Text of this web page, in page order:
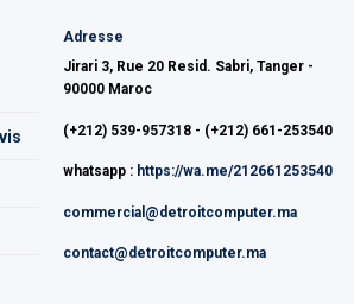
Adresse
Jirari 3, Rue 20 Resid. Sabri, Tanger -
90000 Maroc
(+212) 539-957318 - (+212) 661-253540
whatsapp : https://wa.me/212661253540
commercial@detroitcomputer.ma
contact@detroitcomputer.ma